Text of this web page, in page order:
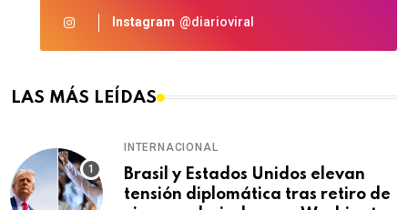
Instagram @diarioviral
LAS MÁS LEÍDAS
INTERNACIONAL
Brasil y Estados Unidos elevan
tensión diplomática tras retiro de